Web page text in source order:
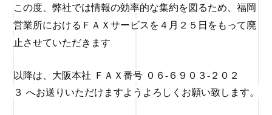
この度、弊社では情報の効率的な集約を図るため、福岡
営業所におけるＦＡＸサービスを４ 月２５ 日をもって廃
止させていただきます
以降は、大阪本社 ＦＡＸ番号０６-６９０３-２０２
３ へお送りいただけますようよろしくお願い致します。